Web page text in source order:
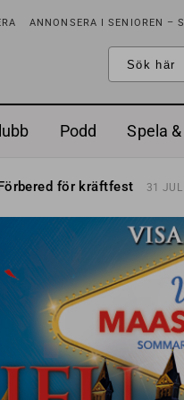
ANNONSERA I SENIOREN –
Podd Spela
för kräftfest 31 JUL
på stora fat 3
Timjankokta jordgubbar
Mycket smak med örter 13
Mums med munsbitar 3 MAJ
Ranchdipp med gräddfil, dill
Förbered för kräftfest 31 JUL